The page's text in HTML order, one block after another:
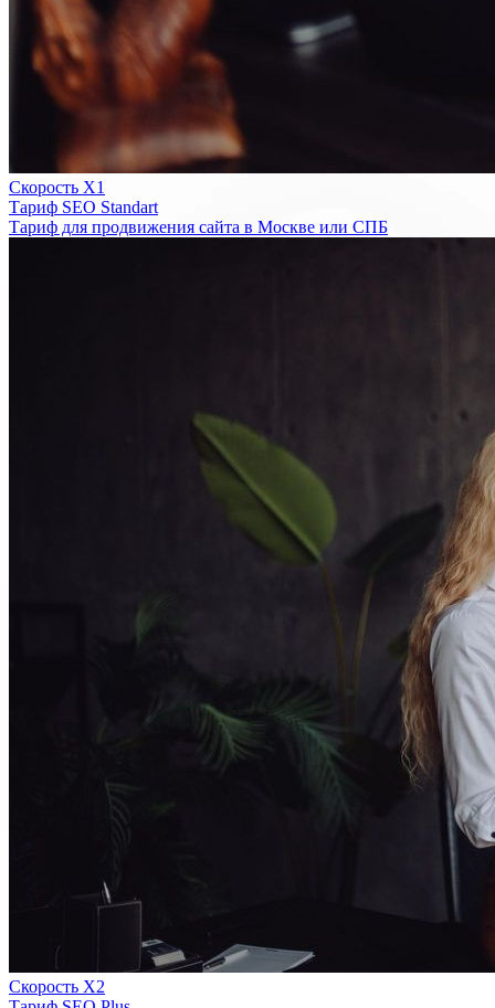
Скорость Х1
Тариф SEO Standart
Тариф для продвижения сайта в Москве или СПБ
Скорость Х2